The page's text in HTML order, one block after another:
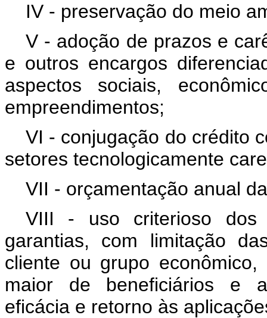
IV - preservação do meio
V - adoção de prazos e
e outros encargos
aspectos sociais,
empreendimentos;
VI - conjugação do crédito
setores tecnologicamente
VII - orçamentação anual
VIII - uso criterioso dos
garantias, com limitação
cliente ou grupo
maior de beneficiários e
eficácia e retorno às